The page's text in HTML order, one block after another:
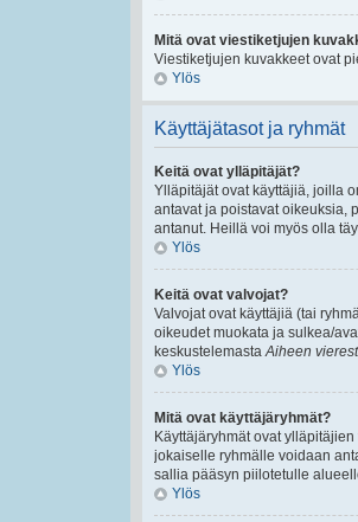
Mitä ovat viestiketjujen
Viestiketjujen kuvakkeet ovat
Ylös
Käyttäjätasot ja ryhmät
Keitä ovat ylläpitäjät?
Ylläpitäjät ovat käyttäjiä, joilla
antavat ja poistavat oikeuksia,
antanut. Heillä voi myös olla
Ylös
Keitä ovat valvojat?
Valvojat ovat käyttäjiä (tai
oikeudet muokata ja sulkea/
keskustelemastaAiheen
Ylös
Mitä ovat käyttäjäryhmät?
Käyttäjäryhmät ovat
jokaiselle ryhmälle voidaan
sallia pääsyn piilotetulle
Ylös